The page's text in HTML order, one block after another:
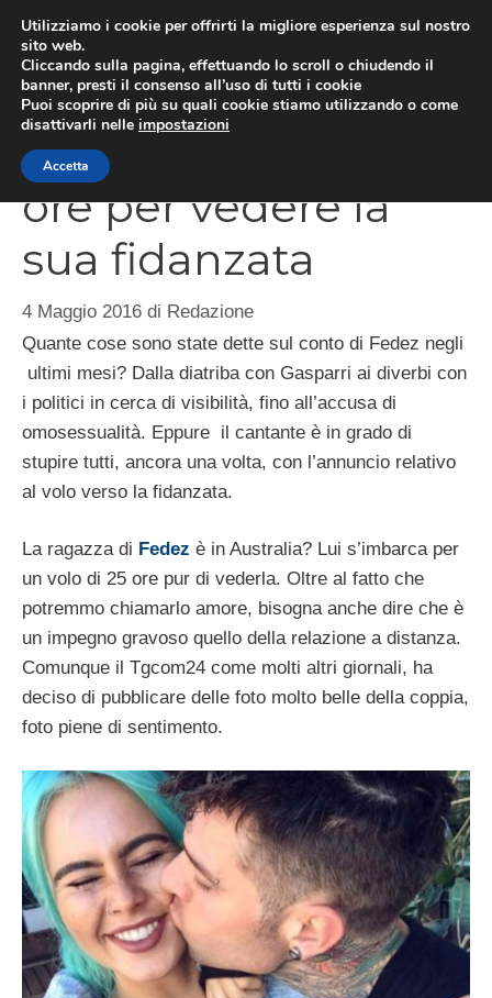
contenuto
Fedez: un volo di 25
ore per vedere la
sua fidanzata
4 Maggio 2016 di Redazione
Quante cose sono state dette sul conto di Fedez negli
ultimi mesi? Dalla diatriba con Gasparri ai diverbi con
i politici in cerca di visibilità, fino all’accusa di
omosessualità. Eppure il cantante è in grado di
stupire tutti, ancora una volta, con l’annuncio relativo
al volo verso la fidanzata.
La ragazza di Fedez è in Australia? Lui s’imbarca per
un volo di 25 ore pur di vederla. Oltre al fatto che
potremmo chiamarlo amore, bisogna anche dire che è
un impegno gravoso quello della relazione a distanza.
Comunque il Tgcom24 come molti altri giornali, ha
deciso di pubblicare delle foto molto belle della coppia,
foto piene di sentimento.
Utilizziamo i cookie per offrirti la migliore esperienza sul nostro
sito web.
Cliccando sulla pagina, effettuando lo scroll o chiudendo il
banner, presti il consenso all’uso di tutti i cookie
Puoi scoprire di più su quali cookie stiamo utilizzando o come
disattivarli nelle impostazioni
Accetta